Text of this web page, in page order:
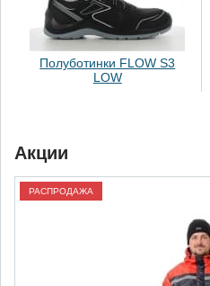
Полуботинки FLOW S3
LOW
Акции
РАСПРОДАЖА